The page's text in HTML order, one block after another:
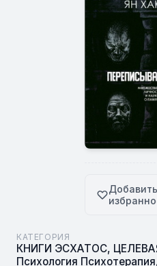
КАТЕГОРИЯ
КНИГИ ЭСХАТОС,
Психология Психотерапия